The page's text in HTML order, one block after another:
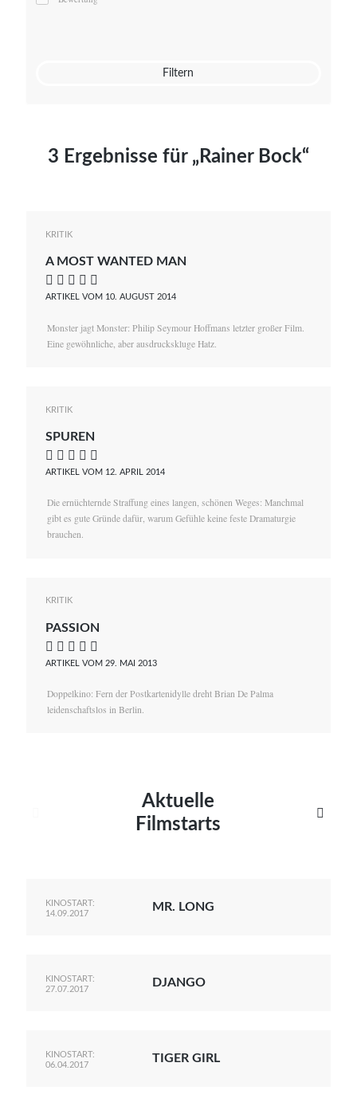
Mato von Vogelstein
Filtern
3 Ergebnisse für „Rainer Bock“
KRITIK
A MOST WANTED MAN
    
ARTIKEL VOM 10. AUGUST 2014
Monster jagt Monster: Philip Seymour Hoffmans letzter großer Film.
Eine gewöhnliche, aber ausdruckskluge Hatz.
KRITIK
SPUREN
    
ARTIKEL VOM 12. APRIL 2014
Die ernüchternde Straffung eines langen, schönen Weges: Manchmal
gibt es gute Gründe dafür, warum Gefühle keine feste Dramaturgie
brauchen.
KRITIK
PASSION
    
ARTIKEL VOM 29. MAI 2013
Doppelkino: Fern der Postkartenidylle dreht Brian De Palma
leidenschaftslos in Berlin.
Aktuelle
Filmstarts

KINOSTART:
14.09.2017
MR. LONG
KINOSTART:
27.07.2017
DJANGO
KINOSTART:
06.04.2017
TIGER GIRL